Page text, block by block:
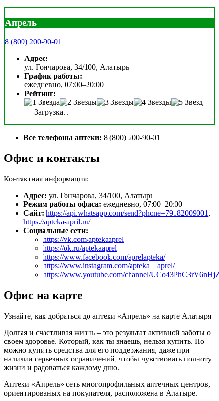
Апрель
8 (800) 200-90-01
Адрес:
ул. Гончарова, 34/100, Алатырь
График работы:
ежедневно, 07:00–20:00
Рейтинг:
Загрузка...
Все телефоны аптеки: 8 (800) 200-90-01
Офис и контакты
Контактная информация:
Адрес: ул. Гончарова, 34/100, Алатырь
Режим работы офиса: ежедневно, 07:00–20:00
Сайт: https://api.whatsapp.com/send?phone=79182009001 ,
https://apteka-april.ru/
Социальные сети:
https://vk.com/aptekaaprel
https://ok.ru/aptekaaprel
https://www.facebook.com/aprelapteka/
https://www.instagram.com/apteka__aprel/
https://www.youtube.com/channel/
Офис на карте
Узнайте, как добраться до аптеки «Апрель» на карте Алатыря
Долгая и счастливая жизнь – это результат активной заботы о
своем здоровье. Который, как ты знаешь, нельзя купить. Но
можно купить средства для его поддержания, даже при
наличии серьезных ограничений, чтобы чувствовать полноту
жизни и радоваться каждому дню.
Аптеки «Апрель» сеть многопрофильных аптечных центров,
ориентированых на покупателя, расположена в Алатыре.